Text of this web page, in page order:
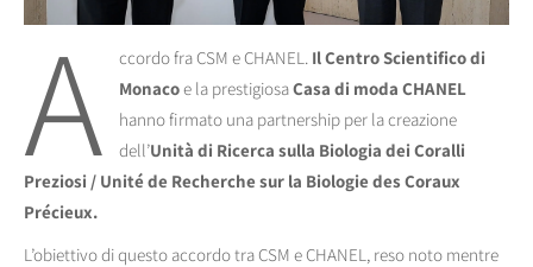
A ccordo fra CSM e CHANEL. Il Centro Scientifico di
Monacoe la prestigiosaCasa di moda CHANEL
hanno firmato una partnership per la creazione
dell’Unità di Ricerca sulla Biologia dei Coralli
Preziosi / Unité de Recherche sur la Biologie des Coraux
Précieux.
L’obiettivo di questo accordo tra CSM e CHANEL, reso noto mentre